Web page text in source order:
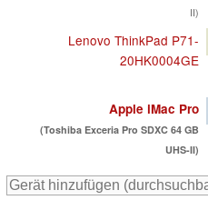
II)
Lenovo ThinkPad P71-
20HK0004GE
Apple iMac Pro
(Toshiba Exceria Pro SDXC 64 GB
UHS-II)